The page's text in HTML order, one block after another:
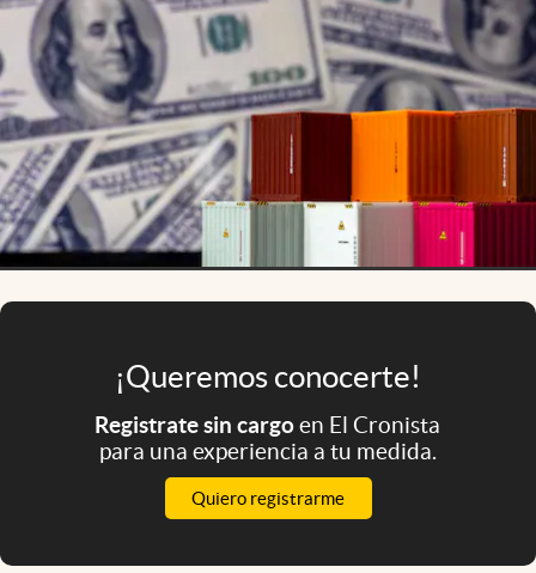
Mundial 2026
Eventos Corporativos
El Cronista Studio
Mediakit
abre en nueva pestaña
Argentina
¡Queremos conocerte!
Registrate sin cargoen El Cronista
para una experiencia a tu medida.
Quiero registrarme